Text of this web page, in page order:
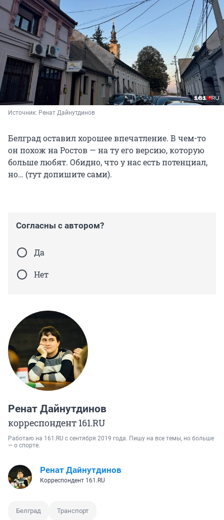
Источник: Ренат Дайнутдинов
Белград оставил хорошее впечатление. В чем-то
он похож на Ростов — на ту его версию, которую
больше любят. Обидно, что у нас есть потенциал,
но… (тут допишите сами).
Согласны с автором?
Да
Нет
Ренат Дайнутдинов
корреспондент 161.RU
Работаю на 161.RU с сентября 2019 года. Пишу на все темы, но больше
— о спорте.
Ренат Дайнутдинов
Корреспондент 161.RU
Белград Транспорт